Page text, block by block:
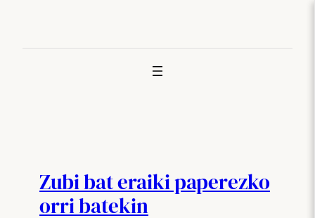
Zubi bat eraiki paperezko
orri batekin